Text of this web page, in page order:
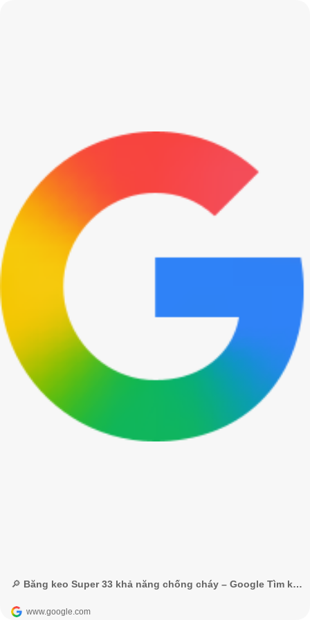
🔎 Băng keo Super 33 khả năng chống cháy – Google Tìm kiếm
www.google.com